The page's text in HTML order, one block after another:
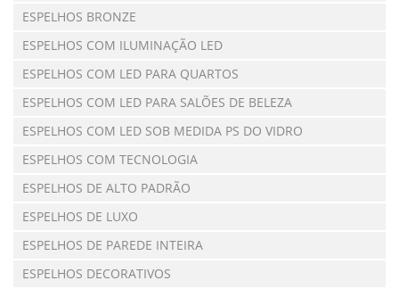
ESPELHOS BRONZE
ESPELHOS COM ILUMINAÇÃO LED
ESPELHOS COM LED PARA QUARTOS
ESPELHOS COM LED PARA SALÕES DE BELEZA
ESPELHOS COM LED SOB MEDIDA PS DO VIDRO
ESPELHOS COM TECNOLOGIA
ESPELHOS DE ALTO PADRÃO
ESPELHOS DE LUXO
ESPELHOS DE PAREDE INTEIRA
ESPELHOS DECORATIVOS